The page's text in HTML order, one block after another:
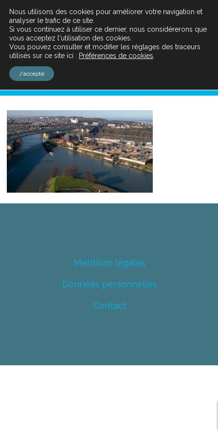
bassin-6-Paprec
Mentions légales
Données personnelles
Contact
Nous utilisons des cookies pour améliorer votre navigation et
analyser le trafic de ce site.
Si vous continuez à utiliser ce dernier, nous considérerons que
vous acceptez l'utilisation des cookies.
Vous pouvez consulter et modifier les réglages des traceurs
utilisés sur ce site ici : Préférences de cookies
J'accepte